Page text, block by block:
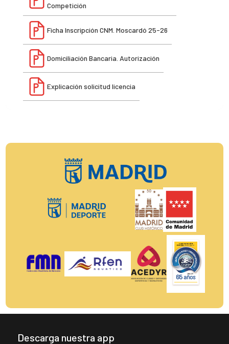
Competición
Ficha Inscripción CNM. Moscardó 25-26
Domiciliación Bancaria. Autorización
Explicación solicitud licencia
Descarga nuestra app